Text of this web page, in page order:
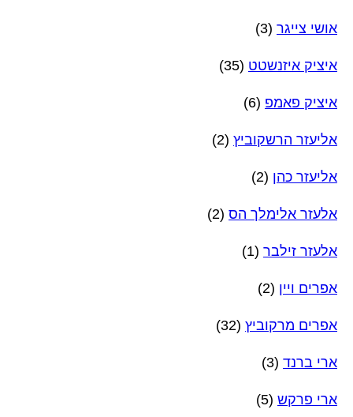
אושי צייגר (3)
איציק איזנשטט (35)
איציק פאמפ (6)
אליעזר הרשקוביץ (2)
אליעזר כהן (2)
אלעזר אלימלך הס (2)
אלעזר זילבר (1)
אפרים ויין (2)
אפרים מרקוביץ (32)
ארי ברנד (3)
ארי פרקש (5)